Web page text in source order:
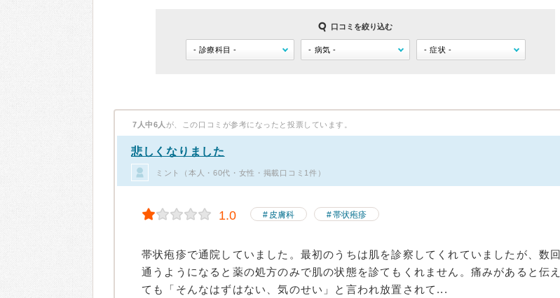
口コミを絞り込む
7人中6人 が、この口コミが参考になったと投票しています。
悲しくなりました
ミント（本人・60代・女性・掲載口コミ1件）
1.0 皮膚科 帯状疱疹
帯状疱疹で通院していました。最初のうちは肌を診察してくれていましたが、数回
通うようになると薬の処方のみで肌の状態を診てもくれません。痛みがあると伝え
ても「そんなはずはない、気のせい」と言われ放置されて...